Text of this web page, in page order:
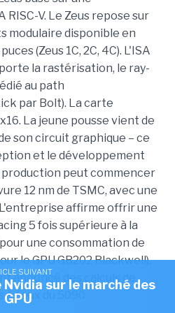
SUIVANT
sur le marché des
GPU
V. Le Zeus repose sur
modulaire disponible en
(Zeus 1C, 2C, 4C). L'ISA
la rastérisation, le ray-
au path
par Bolt). La carte
La jeune pousse vient de
son circuit graphique – ce
et le développement
peut commencer
12 nm de TSMC, avec une
affirme offrir une
5 fois supérieure à la
une consommation de
le GPU GB202 Blackwell).
annoncé des calculs de
ceux du 5090.